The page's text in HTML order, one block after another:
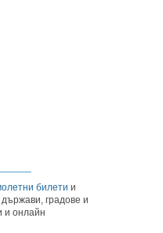
билети и
градове и
и онлайн